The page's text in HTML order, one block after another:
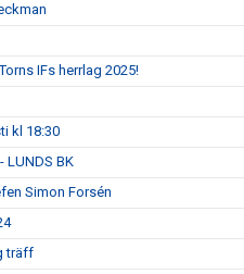
IFs herrlag 2025!
kl 18:30
LUNDS BK
Simon Forsén
träff